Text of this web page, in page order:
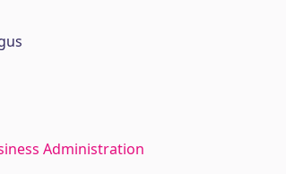
Administration